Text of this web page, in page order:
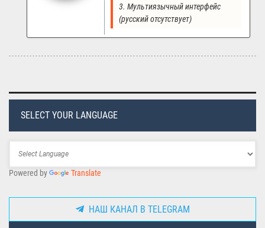
3. Мультиязычный интерфейс
(русский отсутствует)
SELECT YOUR LANGUAGE
Powered by Translate
НАШ КАНАЛ В TELEGRAM